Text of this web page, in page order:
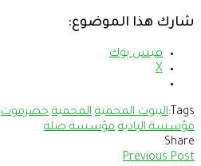
شارك هذا الموضوع:
فيس بوك
X
Tags: البيوت المحمية المحمية حضرموت
مؤسسة البادية مؤسسة صلة
Share:
Previous Post